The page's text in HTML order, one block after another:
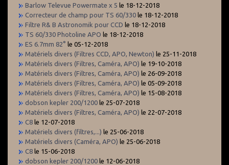
Barlow Televue Powermate x 5 le 18-12-2018
Correcteur de champ pour TS 60/330 le 18-12-2018
Filtre R& B Astronomik pour CCD le 18-12-2018
TS 60/330 Photoline APO le 18-12-2018
ES 6.7mm 82° le 05-12-2018
Matériels divers (Filtres CCD, APO, Newton) le 25-11-2018
Matériels divers (Filtres, Caméra, APO) le 19-10-2018
Matériels divers (Filtres, Caméra, APO) le 26-09-2018
Matériels divers (Filtres, Caméra, APO) le 05-09-2018
Matériels divers (Filtres, Caméra, APO) le 15-08-2018
dobson kepler 200/1200 le 25-07-2018
Matériels divers (Filtres, Caméra, APO) le 22-07-2018
C8 le 12-07-2018
Matériels divers (filtres,...) le 25-06-2018
Matériels divers (Caméra, APO) le 25-06-2018
C8 le 15-06-2018
dobson kepler 200/1200 le 12-06-2018